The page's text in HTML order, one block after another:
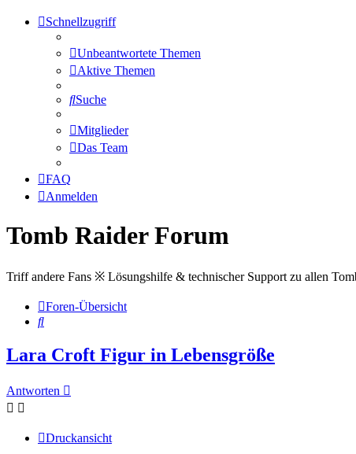
Schnellzugriff
Unbeantwortete Themen
Aktive Themen
Suche
Mitglieder
Das Team
FAQ
Anmelden
Tomb Raider Forum
Triff andere Fans ※ Lösungshilfe & technischer Support zu allen
Foren-Übersicht
Suche
Lara Croft Figur in Lebensgröße
Antworten
Druckansicht